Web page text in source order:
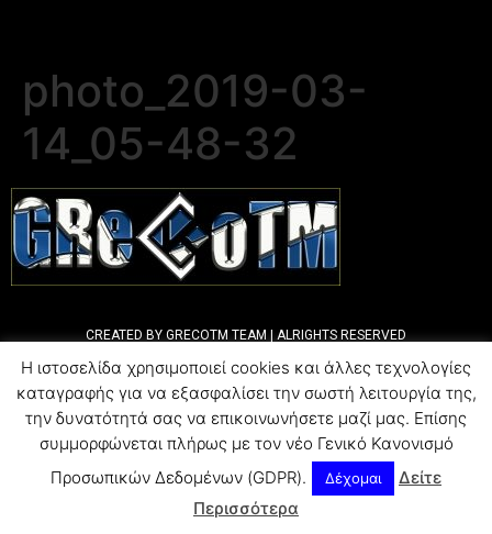
photo_2019-03-
14_05-48-32
CREATED BY GRECOTM TEAM | ALRIGHTS RESERVED
Η ιστοσελίδα χρησιμοποιεί cookies και άλλες τεχνολογίες
καταγραφής για να εξασφαλίσει την σωστή λειτουργία της,
την δυνατότητά σας να επικοινωνήσετε μαζί μας. Επίσης
συμμορφώνεται πλήρως με τον νέο Γενικό Κανονισμό
Προσωπικών Δεδομένων (GDPR).
Δέχομαι
Δείτε
Περισσότερα